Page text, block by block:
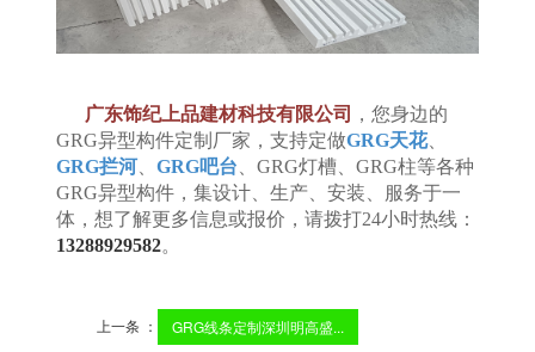
广东饰纪上品建材科技有限公司
，您身边的
GRG异型构件定制厂家，支持定做GRG天花、
GRG拦河、GRG吧台 、GRG灯槽、GRG柱等各种
GRG异型构件，集设计、生产、安装、服务于一
体，想了解更多信息或报价，请拨打24小时热线：
13288929582 。
上一条 ： GRG线条定制深圳明高盛...